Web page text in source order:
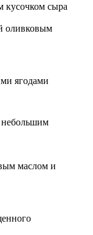
кусочком сыра
оливковым
ягодами
небольшим
маслом и